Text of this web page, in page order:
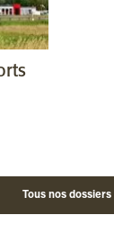
Tous nos dossiers